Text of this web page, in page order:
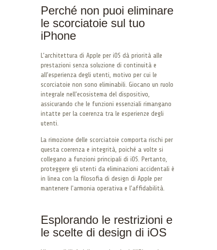
Perché non puoi eliminare
le scorciatoie sul tuo
iPhone
L’architettura di Apple per iOS dà priorità alle
prestazioni senza soluzione di continuità e
all’esperienza degli utenti, motivo per cui le
scorciatoie non sono eliminabili. Giocano un ruolo
integrale nell’ecosistema del dispositivo,
assicurando che le funzioni essenziali rimangano
intatte per la coerenza tra le esperienze degli
utenti.
La rimozione delle scorciatoie comporta rischi per
questa coerenza e integrità, poiché a volte si
collegano a funzioni principali di iOS. Pertanto,
proteggere gli utenti da eliminazioni accidentali è
in linea con la filosofia di design di Apple per
mantenere l’armonia operativa e l’affidabilità.
Esplorando le restrizioni e
le scelte di design di iOS